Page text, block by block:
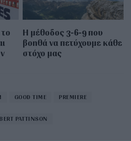
Η μέθοδος 3-6-9 που
βοηθά να πετύχουμε κάθε
στόχο μας
GOOD TIME PREMIERE
PATTINSON